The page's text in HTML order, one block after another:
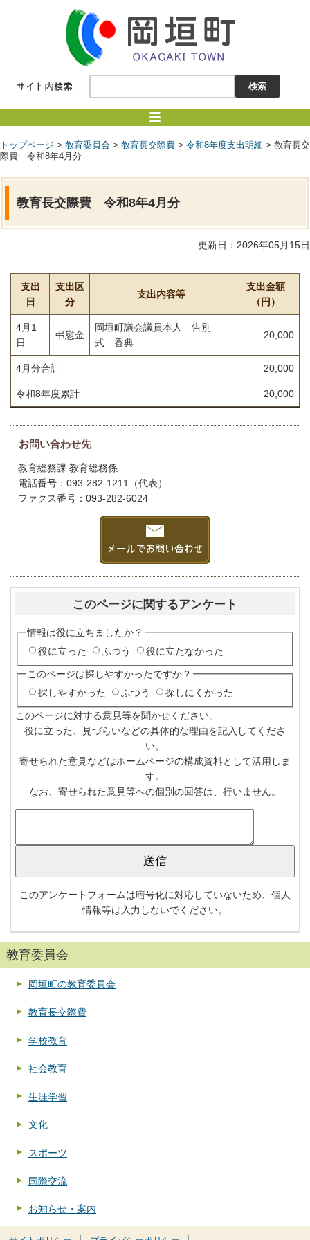
トップページ > 教育委員会 > 教育長交際費 > 令和8年度支出明細 > 教育長交
際費 令和8年4月分
教育長交際費 令和8年4月分
更新日：2026年05月15日
支出
日
支出区
分
支出内容等
支出金額
（円）
4月1
日
弔慰金
岡垣町議会議員本人 告別
式 香典
20,000
4月分合計 20,000
令和8年度累計 20,000
お問い合わせ先
教育総務課 教育総務係
電話番号：093-282-1211（代表）
ファクス番号：093-282-6024
このページに関するアンケート
情報は役に立ちましたか？
役に立った
ふつう 役に立たなかった
このページは探しやすかったですか？
探しやすかった
ふつう 探しにくかった
このページに対する意見等を聞かせください。
役に立った、見づらいなどの具体的な理由を記入してくださ
い。
寄せられた意見などはホームページの構成資料として活用しま
す。
なお、寄せられた意見等への個別の回答は、行いません。
このアンケートフォームは暗号化に対応していないため、個人
情報等は入力しないでください。
教育委員会
岡垣町の教育委員会
教育長交際費
学校教育
社会教育
生涯学習
文化
スポーツ
国際交流
お知らせ・案内